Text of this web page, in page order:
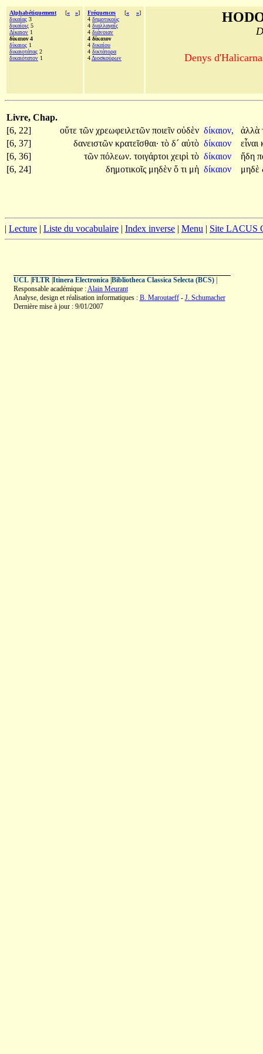
Alphabétiquement [« »]
δικαίας 3
δικαίοις 5
Δίκαιον 1
δίκαιον 4
δίκαιος 1
δικαιοτάτας 2
δικαιότατον 1
Fréquences [« »]
4 δημοτικοὺς
4 διαλλαγαῖς
4 διάνοιαν
4 δίκαιον
4 δικαίου
4 δικτάτορα
4Διοσκούρων Denys
Livre, Chap.
[6, 22]
οὔτε τῶν χρεωφειλετῶν ποιεῖν οὐδὲν δίκαιον, ἀλλὰ
[6, 37]
δανειστῶν κρατεῖσθαι· τὸ δ´ αὐτὸ δίκαιον εἶναι
[6, 36]
τῶν πόλεων. τοιγάρτοι χειρὶ τὸ δίκαιον ἤδη
[6, 24]
δημοτικοῖς μηδὲν ὅ τι μὴ δίκαιον μηδὲ
| Lecture | Liste du vocabulaire | Index inverse | Menu | Site LACUS
UCL| FLTR| Itinera Electronica| Bibliotheca Classica Selecta (BCS)|
Responsable académique :Alain Meurant
Analyse, design et réalisation informatiques : B. Maroutaeff- J. Schumacher
Dernière mise à jour : 9/01/2007